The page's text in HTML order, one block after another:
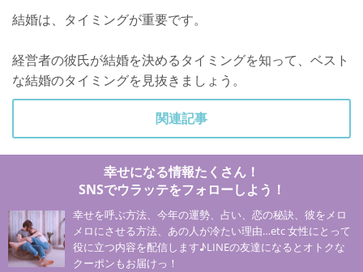
結婚は、タイミングが重要です。
経営者の彼氏が結婚を決めるタイミングを知って、ベスト
な結婚のタイミングを見抜きましょう。
関連記事
幸せになる情報たくさん！
SNSでウラッテをフォローしよう！
幸せを呼ぶ方法、今年の運勢、占い、恋の秘訣、彼をメロ
メロにさせる方法、あの人が冷たい理由…etc 女性にとって
役に立つ内容を配信します♪LINEの友達になるとオトクな
クーポンもお届けっ！